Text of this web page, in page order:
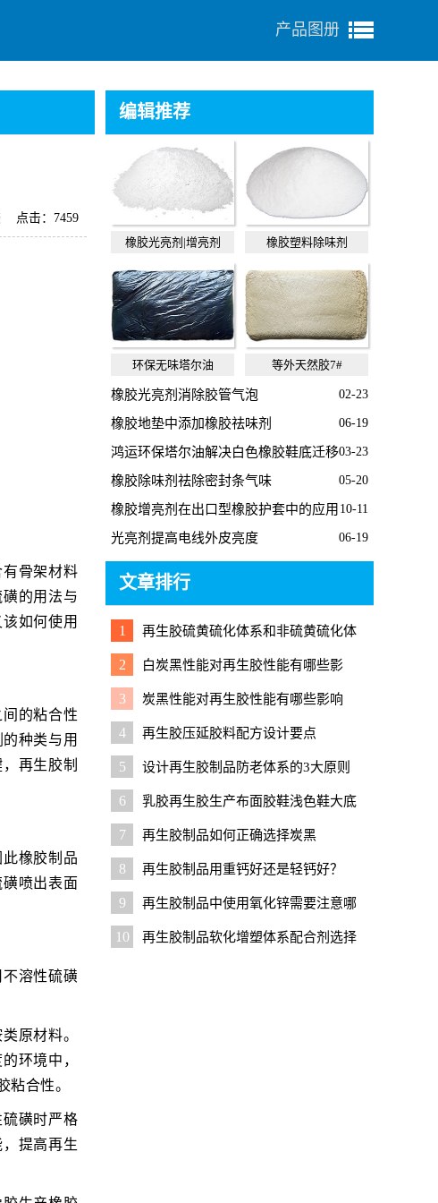
产品图册
点击：7459
骨架材料
的用法与
如何使用
的粘合性
种类与用
再生胶制
橡胶制品
喷出表面
溶性硫磺
原材料。
环境中，
粘合性。
磺时严格
提高再生
编辑推荐
橡胶光亮剂|增亮剂 橡胶塑料除味剂
环保无味塔尔油 等外天然胶7#
02-23
橡胶光亮剂消除胶管气泡
06-19
橡胶地垫中添加橡胶祛味剂
03-23
鸿运环保塔尔油解决白色橡胶鞋底迁移
问题
05-20
橡胶除味剂祛除密封条气味
10-11
橡胶增亮剂在出口型橡胶护套中的应用
06-19
光亮剂提高电线外皮亮度
文章排行
1
再生胶硫黄硫化体系和非硫黄硫化体
系有什么区别？
2
白炭黑性能对再生胶性能有哪些影
响？
3 炭黑性能对再生胶性能有哪些影响
4 再生胶压延胶料配方设计要点
5 设计再生胶制品防老体系的3大原则
6
乳胶再生胶生产布面胶鞋浅色鞋大底
配方设计要点
7 再生胶制品如何正确选择炭黑
8 再生胶制品用重钙好还是轻钙好？
9
再生胶制品中使用氧化锌需要注意哪
些问题？
10
再生胶制品软化增塑体系配合剂选择